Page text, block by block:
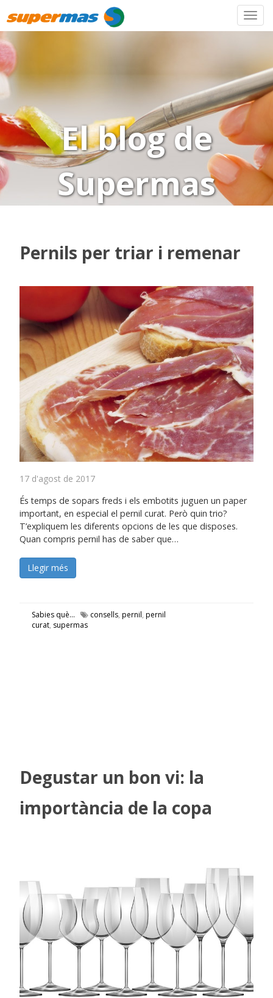
El blog de
Supermas
Pernils per triar i remenar
17 d'agost de 2017
És temps de sopars freds i els embotits juguen un paper
important, en especial el pernil curat. Però quin trio?
T’expliquem les diferents opcions de les que disposes.
Quan compris pernil has de saber que…
Llegir més
Sabies què... consells, pernil, pernil
curat, supermas
Degustar un bon vi: la
importància de la copa